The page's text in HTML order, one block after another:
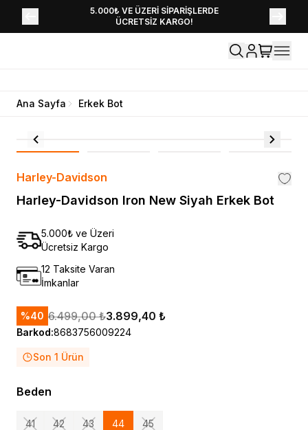
5.000₺ VE ÜZERİ SİPARİŞLERDE
ÜCRETSİZ KARGO!
YENİ SEZON KOLEKSİYONU EKLENDİ,
HEMEN KEŞFET!
Ana Sayfa Erkek Bot
Harley-Davidson
Harley-Davidson Iron New Siyah Erkek Bot
5.000₺ ve Üzeri
Ücretsiz Kargo
12 Taksite Varan
İmkanlar
%40 6.499,00 ₺3.899,40 ₺
Barkod:8683756009224
Son 1 Ürün
Beden
41 42 43 44 45